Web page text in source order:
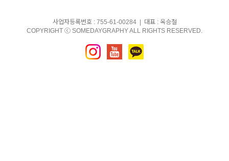
사업자등록번호 : 755-61-00284 | 대표 : 옥승철
COPYRIGHT ⓒ SOMEDAYGRAPHY ALL RIGHTS RESERVED.